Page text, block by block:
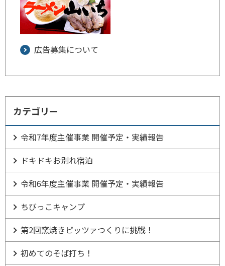
広告募集について
カテゴリー
令和7年度主催事業 開催予定・実績報告
ドキドキお別れ宿泊
令和6年度主催事業 開催予定・実績報告
ちびっこキャンプ
第2回窯焼きピッツァつくりに挑戦！
初めてのそば打ち！